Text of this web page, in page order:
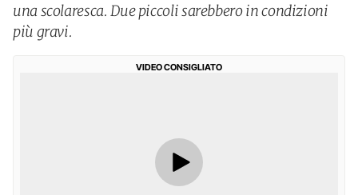
una scolaresca. Due piccoli sarebbero in condizioni
più gravi.
VIDEO CONSIGLIATO